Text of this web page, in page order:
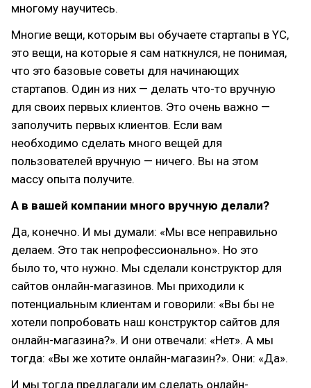
многому научитесь.
Многие вещи, которым вы обучаете стартапы в YC,
это вещи, на которые я сам наткнулся, не понимая,
что это базовые советы для начинающих
стартапов. Один из них — делать что-то вручную
для своих первых клиентов. Это очень важно —
заполучить первых клиентов. Если вам
необходимо сделать много вещей для
пользователей вручную — ничего. Вы на этом
массу опыта получите.
А в вашей компании много вручную делали?
Да, конечно. И мы думали: «Мы все неправильно
делаем. Это так непрофессионально». Но это
было то, что нужно. Мы сделали конструктор для
сайтов онлайн-магазинов. Мы приходили к
потенциальным клиентам и говорили: «Вы бы не
хотели попробовать наш конструктор сайтов для
онлайн-магазина?». И они отвечали: «Нет». А мы
тогда: «Вы же хотите онлайн-магазин?». Они: «Да».
И мы тогда предлагали им сделать онлайн-